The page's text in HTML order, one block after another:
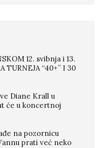
12. svibnja i 13.
TURNEJA “40+” I 30
Diane Krall u
će u koncertnoj
na pozornicu
prati već neko
projekt koji